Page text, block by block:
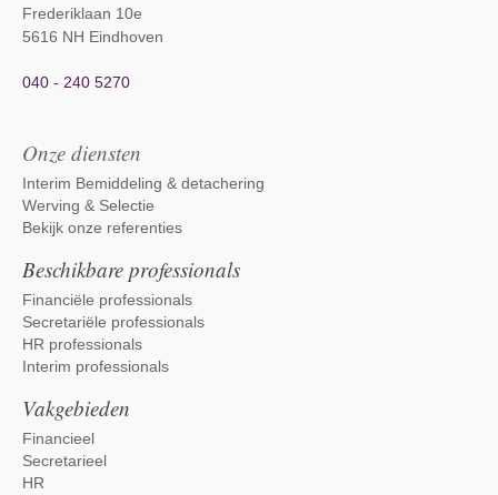
Frederiklaan 10e
5616 NH Eindhoven
040 - 240 5270
Onze diensten
Interim Bemiddeling & detachering
Werving & Selectie
Bekijk onze referenties
Beschikbare professionals
Financiële professionals
Secretariële professionals
HR professionals
Interim professionals
Vakgebieden
Financieel
Secretarieel
HR